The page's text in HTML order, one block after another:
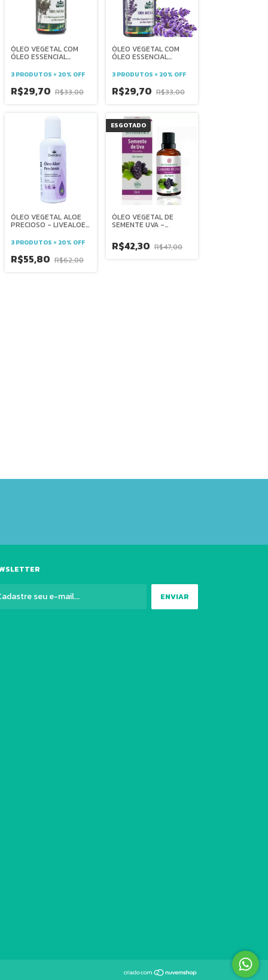
ÓLEO VEGETAL COM
ÓLEO ESSENCIAL
respiratório - repelente
- dores musculares -
antiestresse- bem-
estar
3 PRODUTOS = 20% OFF
R$29,70 R$33,00
ÓLEO VEGETAL COM
ÓLEO ESSENCIAL
PARA PELE - WNF -
ANSIOLÍTICO - INSÔNIA
-ANTIACNE -
RELAXANTE MUSCULAR
3 PRODUTOS = 20% OFF
R$29,70 R$33,00
ÓLEO VEGETAL ALOE
PRECIOSO - LIVEALOE
maciez - hidratante -
restauração -
3 PRODUTOS = 20% OFF
R$55,80 R$62,00
ESGOTADO
ÓLEO VEGETAL DE
SEMENTE UVA -
REVITALIZANTE -
PHYTOTERÁPICA
R$42,30 R$47,00